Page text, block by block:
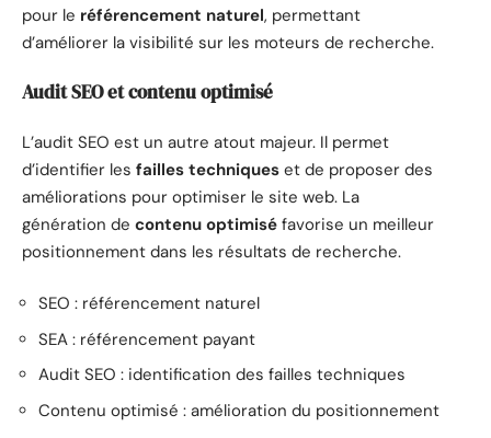
pour le référencement naturel, permettant
d’améliorer la visibilité sur les moteurs de recherche.
Audit SEO et contenu optimisé
L’audit SEO est un autre atout majeur. Il permet
d’identifier les failles techniques et de proposer des
améliorations pour optimiser le site web. La
génération de contenu optimisé favorise un meilleur
positionnement dans les résultats de recherche.
SEO : référencement naturel
SEA : référencement payant
Audit SEO : identification des failles techniques
Contenu optimisé : amélioration du positionnement